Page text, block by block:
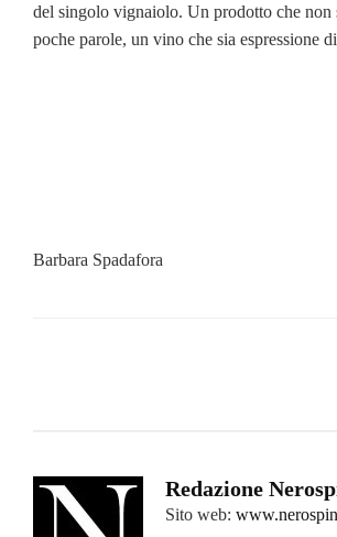
del singolo vignaiolo. Un prodotto che
poche parole, un vino che sia espressione
Barbara Spadafora
Redazione
Sito web: